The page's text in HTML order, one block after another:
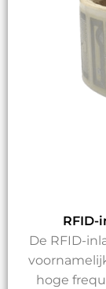
De RFID-
hoge